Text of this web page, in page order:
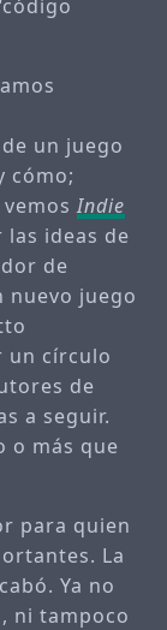
un juego
cómo;
vemosIndie
las ideas de
de
nuevo juego
un círculo
de
a seguir.
o más que
para quien
La
Ya no
ni tampoco